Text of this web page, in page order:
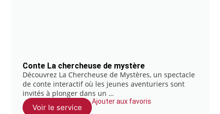
Conte La chercheuse de mystère
Découvrez La Chercheuse de Mystères, un spectacle
de conte interactif où les jeunes aventuriers sont
invités à plonger dans un …
Voir le service
Ajouter aux favoris